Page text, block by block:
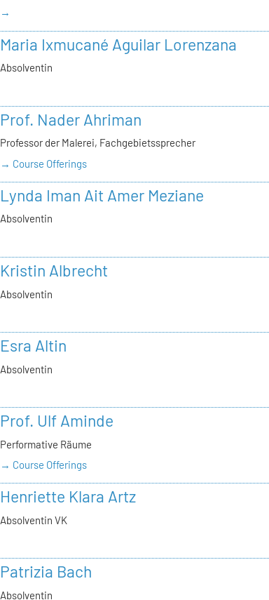
→
Maria Ixmucané Aguilar Lorenzana
Absolventin
Prof. Nader Ahriman
Professor der Malerei, Fachgebietssprecher
→ Course Offerings
Lynda Iman Ait Amer Meziane
Absolventin
Kristin Albrecht
Absolventin
Esra Altin
Absolventin
Prof. Ulf Aminde
Performative Räume
→ Course Offerings
Henriette Klara Artz
Absolventin VK
Patrizia Bach
Absolventin